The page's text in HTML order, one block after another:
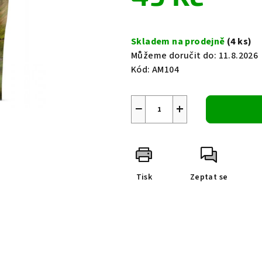
0,0
hvězdiček.
cena:
Skladem na prodejně (4 ks)
Můžeme doručit do: 11.8.2026
Kód: AM104
+
−
Tisk Zeptat se